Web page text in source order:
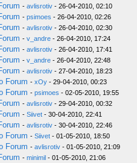
- avlisrotiv - 26-04-2010, 02:10
- psimoes - 26-04-2010, 02:26
- avlisrotiv - 26-04-2010, 02:30
- v_andre - 26-04-2010, 17:24
- avlisrotiv - 26-04-2010, 17:41
- v_andre - 26-04-2010, 22:48
- avlisrotiv - 27-04-2010, 18:23
Forum - xOy - 29-04-2010, 00:23
Forum - psimoes - 02-05-2010, 19:55
- avlisrotiv - 29-04-2010, 00:32
- Siivet - 30-04-2010, 22:41
- avlisrotiv - 30-04-2010, 22:46
Forum - Siivet - 01-05-2010, 18:50
Forum - avlisrotiv - 01-05-2010, 21:09
- minimil - 01-05-2010, 21:06